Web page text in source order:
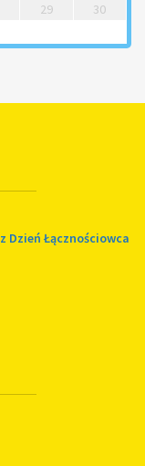
29
30
Dzień Łącznościowca